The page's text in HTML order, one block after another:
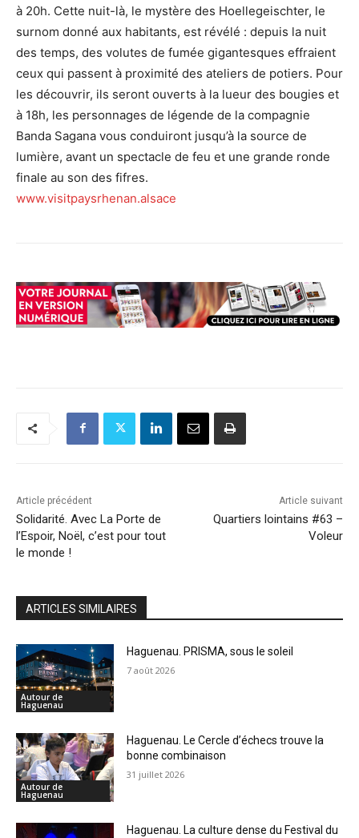
à 20h. Cette nuit-là, le mystère des Hoellegeischter, le
surnom donné aux habitants, est révélé : depuis la nuit
des temps, des volutes de fumée gigantesques effraient
ceux qui passent à proximité des ateliers de potiers. Pour
les découvrir, ils seront ouverts à la lueur des bougies et
à 18h, les personnages de légende de la compagnie
Banda Sagana vous conduiront jusqu’à la source de
lumière, avant un spectacle de feu et une grande ronde
finale au son des fifres.
www.visitpaysrhenan.alsace
Article précédent
Solidarité. Avec La Porte de
l’Espoir, Noël, c’est pour tout
le monde !
Article suivant
Quartiers lointains #63 –
Voleur
ARTICLES SIMILAIRES
Autour de
Haguenau
Haguenau. PRISMA, sous le soleil
7 août 2026
Autour de
Haguenau
Haguenau. Le Cercle d’échecs trouve la
bonne combinaison
31 juillet 2026
Haguenau. La culture dense du Festival du